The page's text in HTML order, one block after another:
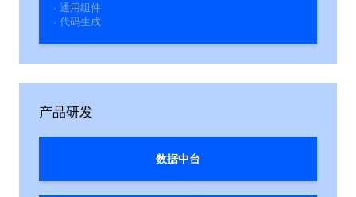
· 通用组件
· 代码生成
产品研发
数据中台